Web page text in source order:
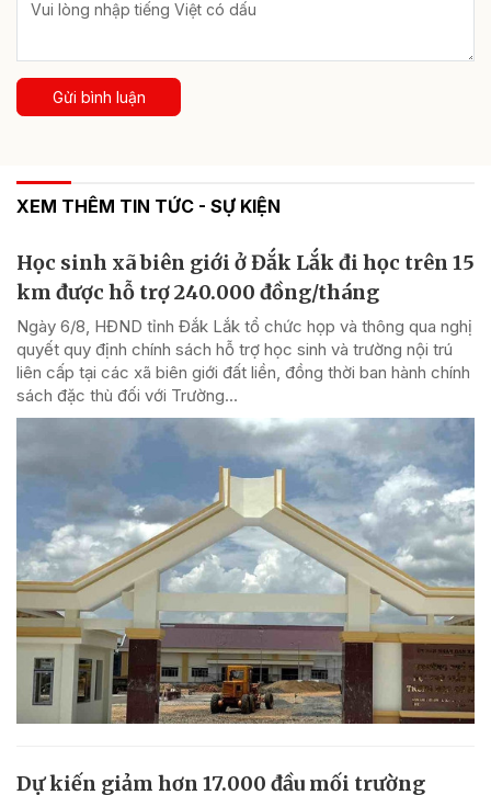
Gửi bình luận
XEM THÊM TIN TỨC - SỰ KIỆN
Học sinh xã biên giới ở Đắk Lắk đi học trên 15
km được hỗ trợ 240.000 đồng/tháng
Ngày 6/8, HĐND tỉnh Đắk Lắk tổ chức họp và thông qua nghị
quyết quy định chính sách hỗ trợ học sinh và trường nội trú
liên cấp tại các xã biên giới đất liền, đồng thời ban hành chính
sách đặc thù đối với Trường...
Dự kiến giảm hơn 17.000 đầu mối trường